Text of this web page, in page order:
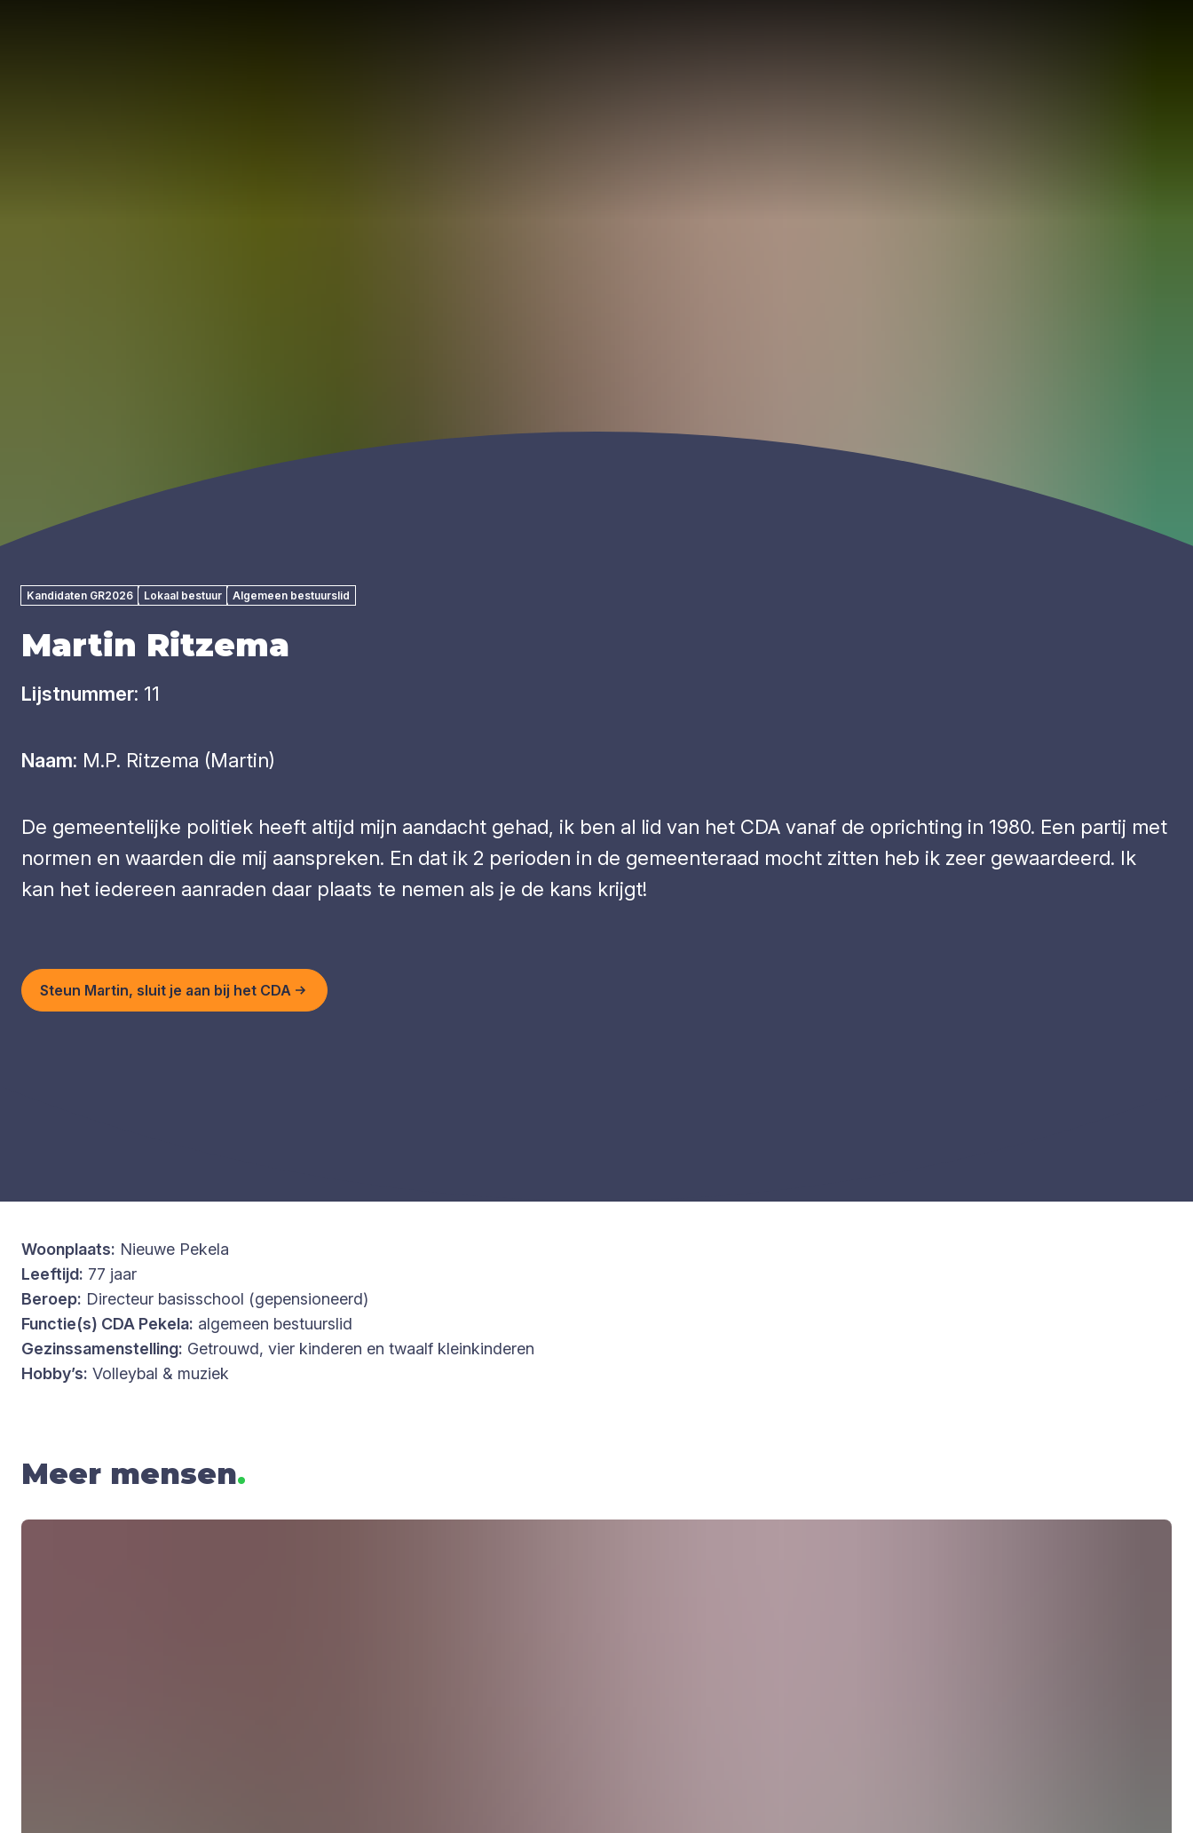
Kandidaten GR2026 Lokaal bestuur Algemeen bestuurslid
Martin Ritzema
Lijstnummer: 11
Naam: M.P. Ritzema (Martin)
De gemeentelijke politiek heeft altijd mijn aandacht gehad, ik ben al lid van het CDA vanaf de oprichting in 1980. Een partij met
normen en waarden die mij aanspreken. En dat ik 2 perioden in de gemeenteraad mocht zitten heb ik zeer gewaardeerd. Ik
kan het iedereen aanraden daar plaats te nemen als je de kans krijgt!
Steun Martin, sluit je aan bij het CDA
Woonplaats: Nieuwe Pekela
Leeftijd: 77 jaar
Beroep: Directeur basisschool (gepensioneerd)
Functie(s) CDA Pekela: algemeen bestuurslid
Gezinssamenstelling: Getrouwd, vier kinderen en twaalf kleinkinderen
Hobby’s: Volleybal & muziek
Meer mensen.